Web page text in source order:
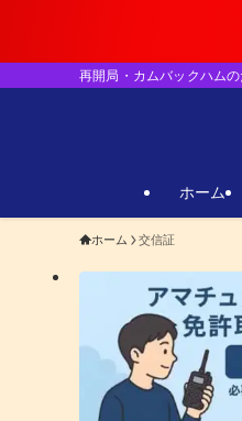
再開局・カムバックハム
ホーム
ホーム 交信証